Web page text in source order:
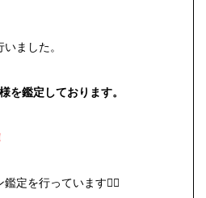
ました。
を鑑定しております。
鑑定を行っています 🙇‍♀️